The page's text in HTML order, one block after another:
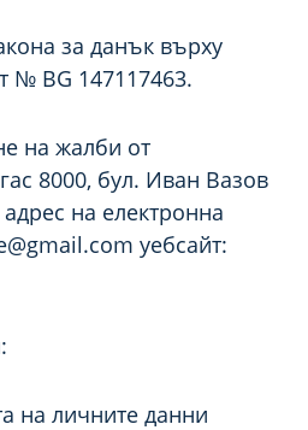
за данък върху
№ BG 147117463.
на жалби от
8000, бул. Иван Вазов
на електронна
уебсайт:
на личните данни